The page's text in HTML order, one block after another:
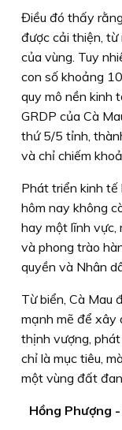
Điều đó thấy
được cải thiện, từ
của vùng. Tuy
con số khoảng
quy mô nền kinh
GRDP của Cà
thứ 5/5 tỉnh,
và chỉ chiếm
Phát triển kinh tế
hôm nay không
hay một lĩnh vực,
và phong trào
quyền và Nhân
Từ biển, Cà Mau
mạnh mẽ để xây
thịnh vượng,
chỉ là mục tiêu,
một vùng đất
Hồng Phượng